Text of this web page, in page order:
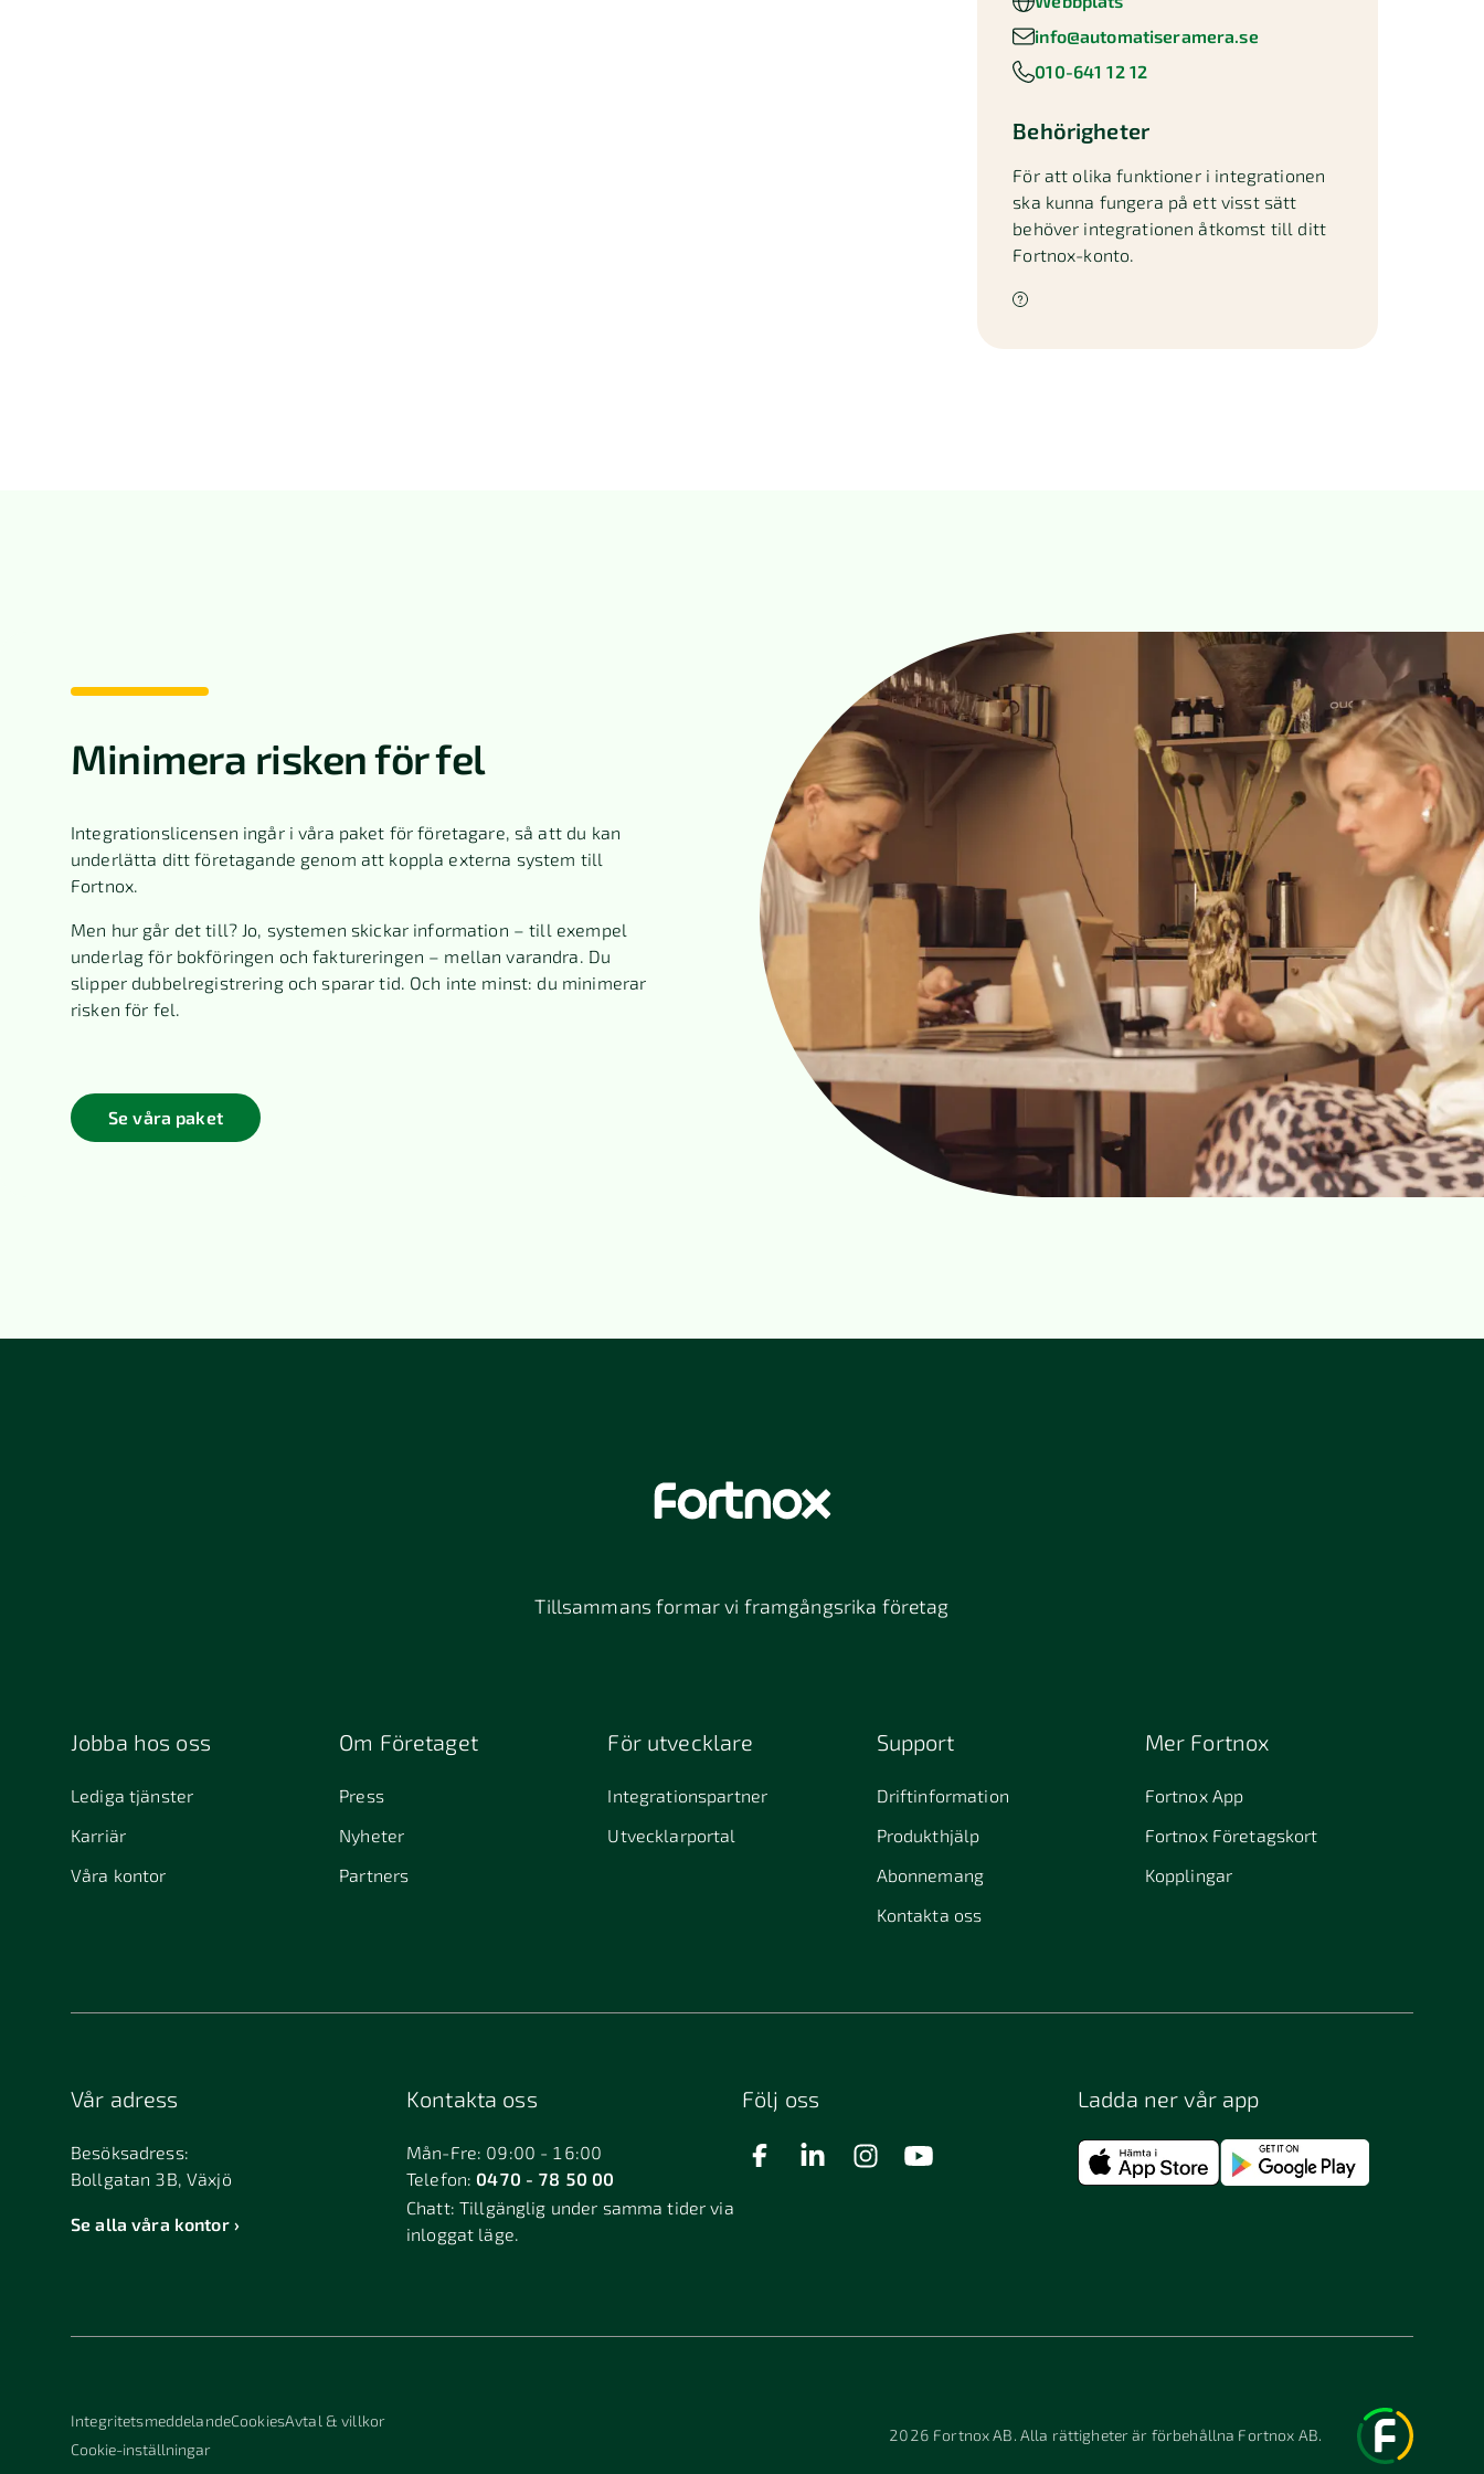
info@automatiseramera.se
010-641 12 12
Behörigheter
För att olika funktioner i integrationen
ska kunna fungera på ett visst sätt
behöver integrationen åtkomst till ditt
Fortnox-konto.
Minimera risken för fel
Integrationslicensen ingår i våra paket för företagare, så att du kan
underlätta ditt företagande genom att koppla externa system till
Fortnox.
Men hur går det till? Jo, systemen skickar information – till exempel
underlag för bokföringen och faktureringen – mellan varandra. Du
slipper dubbelregistrering och sparar tid. Och inte minst: du minimerar
risken för fel.
Se våra paket
Tillsammans formar vi framgångsrika företag
Jobba hos oss
Lediga tjänster
Karriär
Våra kontor
Om Företaget
Press
Nyheter
Partners
För utvecklare
Integrationspartner
Utvecklarportal
Support
Driftinformation
Produkthjälp
Abonnemang
Kontakta oss
Mer Fortnox
Fortnox App
Fortnox Företagskort
Kopplingar
Vår adress
Besöksadress:
Bollgatan 3B, Växjö
Se alla våra kontor
Kontakta oss
Mån-Fre: 09:00 - 16:00
Telefon:0470 - 78 50 00
Chatt:Tillgänglig under samma tider via
inloggat läge.
Följ oss Ladda ner vår app
IntegritetsmeddelandeCookiesAvtal & villkor
Cookie-inställningar
2026 Fortnox AB. Alla rättigheter är förbehållna Fortnox AB.